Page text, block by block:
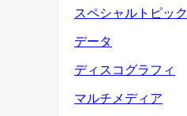
スペシャルトピック
データ
ディスコグラフィ
マルチメディア